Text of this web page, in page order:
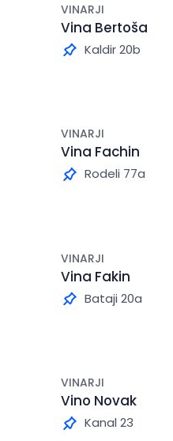
VINARJI
Vina Bertoša
Kaldir 20b
VINARJI
Vina Fachin
Rodeli 77a
VINARJI
Vina Fakin
Bataji 20a
VINARJI
Vino Novak
Kanal 23